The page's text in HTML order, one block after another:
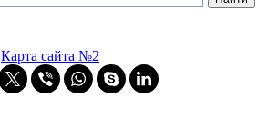
Карта сайта №2